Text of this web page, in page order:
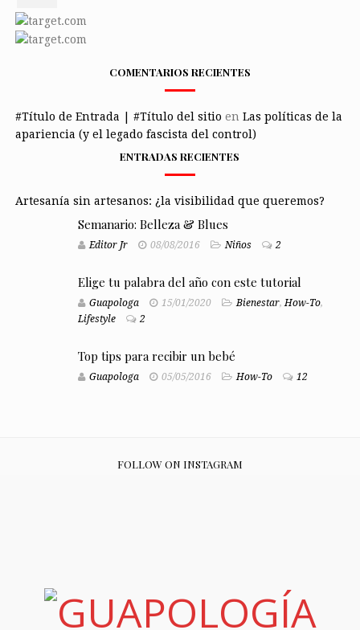
COMENTARIOS RECIENTES
#Título de Entrada | #Título del sitio en Las políticas de la
apariencia (y el legado fascista del control)
ENTRADAS RECIENTES
Artesanía sin artesanos: ¿la visibilidad que queremos?
Semanario: Belleza & Blues
Editor Jr 08/08/2016 Niños 2
Elige tu palabra del año con este tutorial
Guapologa 15/01/2020 Bienestar,How-To,
Lifestyle
2
Top tips para recibir un bebé
Guapologa 05/05/2016 How-To 12
FOLLOW ON INSTAGRAM